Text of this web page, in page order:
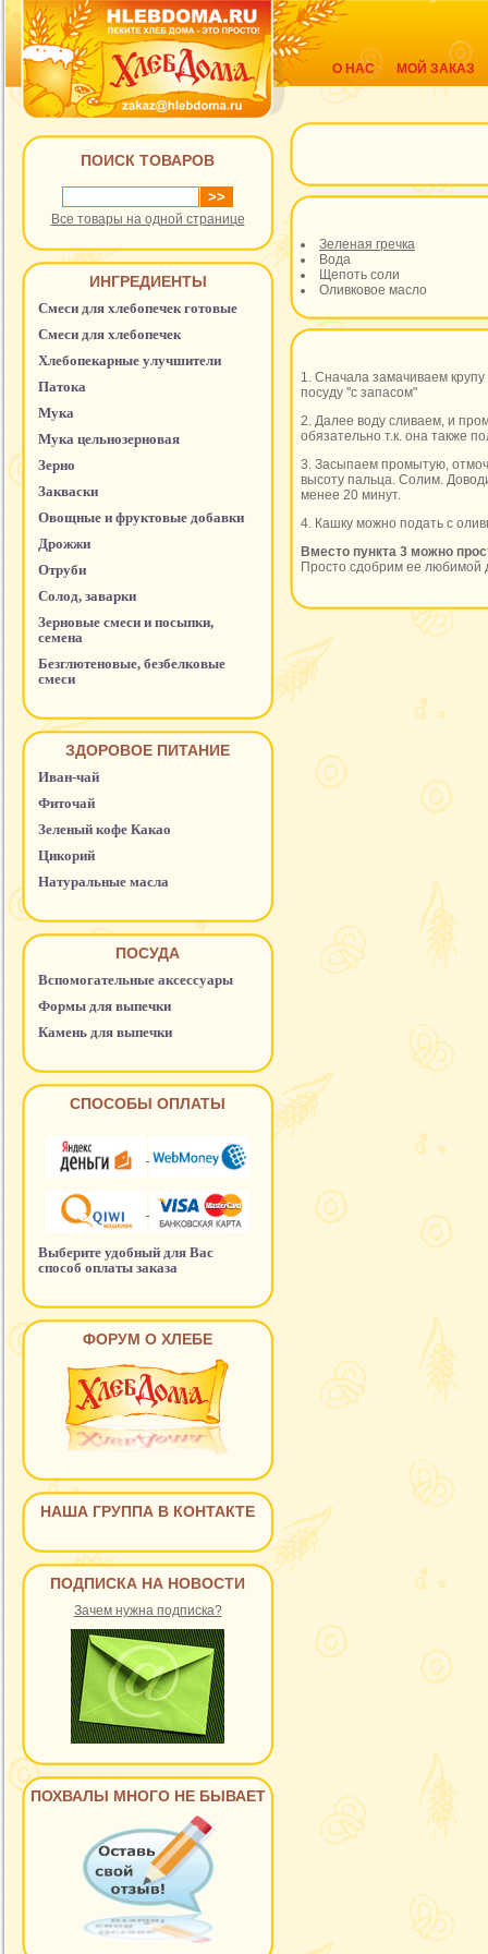
О НАС МОЙ ЗАКАЗ
ПОИСК ТОВАРОВ
Все товары на одной странице
ИНГРЕДИЕНТЫ
Смеси для хлебопечек готовые
Смеси для хлебопечек
Хлебопекарные улучшители
Патока
Мука
Мука цельнозерновая
Зерно
Закваски
Овощные и фруктовые добавки
Дрожжи
Отруби
Солод, заварки
Зерновые смеси и посыпки,
семена
Безглютеновые, безбелковые
смеси
ЗДОРОВОЕ ПИТАНИЕ
Иван-чай
Фиточай
Зеленый кофе Какао
Цикорий
Натуральные масла
ПОСУДА
Вспомогательные аксессуары
Формы для выпечки
Камень для выпечки
СПОСОБЫ ОПЛАТЫ
Выберите удобный для Вас
способ оплаты заказа
ФОРУМ О ХЛЕБЕ
НАША ГРУППА В КОНТАКТЕ
ПОДПИСКА НА НОВОСТИ
Зачем нужна подписка?
ПОХВАЛЫ МНОГО НЕ БЫВАЕТ
Зеленая гречка
Вода
Щепоть соли
Оливковое масло
1. Сначала замачиваем
посуду "с запасом"
2. Далее воду сливаем, и
обязательно т.к. она также
3. Засыпаем промытую,
высоту пальца. Солим.
менее 20 минут.
4. Кашку можно подать с
Вместо пункта 3 можно
Просто сдобрим ее любимой